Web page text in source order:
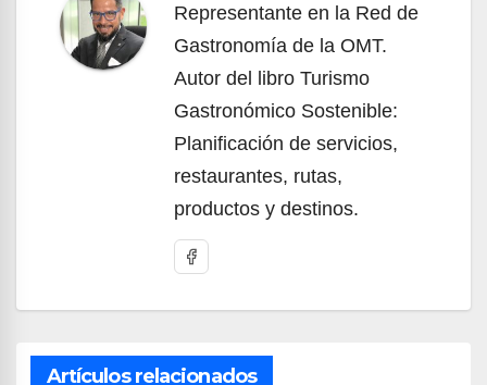
Representante en la Red de
Gastronomía de la OMT.
Autor del libro Turismo
Gastronómico Sostenible:
Planificación de servicios,
restaurantes, rutas,
productos y destinos.
Artículos relacionados